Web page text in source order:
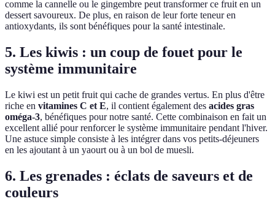
comme la cannelle ou le gingembre peut transformer ce fruit en un
dessert savoureux. De plus, en raison de leur forte teneur en
antioxydants, ils sont bénéfiques pour la santé intestinale.
5. Les kiwis : un coup de fouet pour le
système immunitaire
Le kiwi est un petit fruit qui cache de grandes vertus. En plus d'être
riche en vitamines C et E, il contient également des acides gras
oméga-3, bénéfiques pour notre santé. Cette combinaison en fait un
excellent allié pour renforcer le système immunitaire pendant l'hiver.
Une astuce simple consiste à les intégrer dans vos petits-déjeuners
en les ajoutant à un yaourt ou à un bol de muesli.
6. Les grenades : éclats de saveurs et de
couleurs